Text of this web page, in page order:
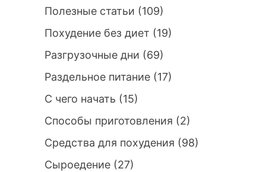
Полезные статьи (109)
Похудение без диет (19)
Разгрузочные дни (69)
Раздельное питание(17)
С чего начать (15)
Способы приготовления (2)
Средства для похудения (98)
Сыроедение(27)